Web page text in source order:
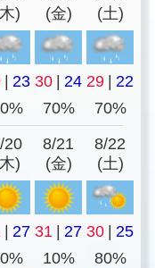
)
(金)
(土)
| 23 30 | 24 29 | 22
70% 70%
20
)
8/21
(金)
8/22
(土)
| 27 31 | 27 30 | 25
10%
80%